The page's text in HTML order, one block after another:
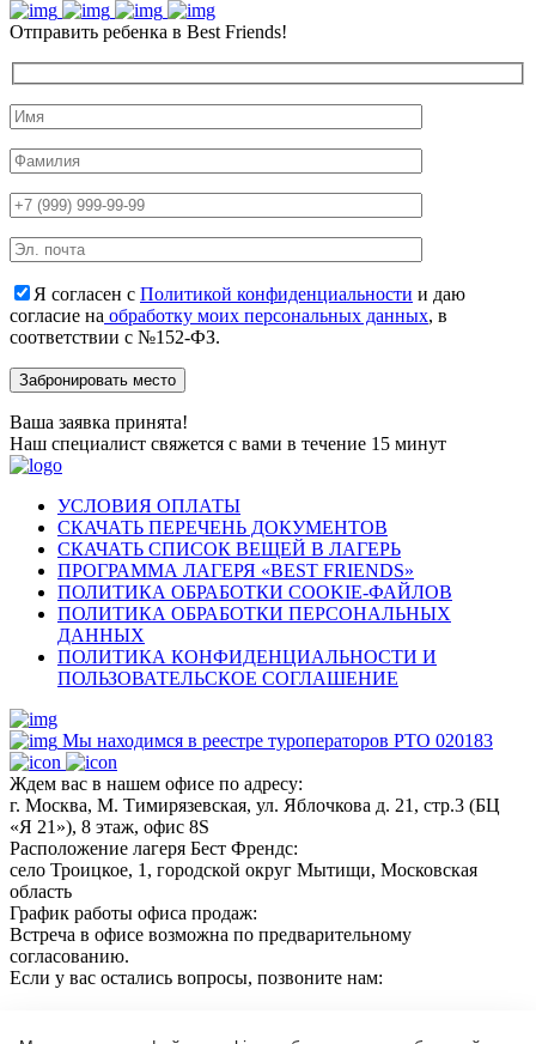
Отправить ребенка в Best Friends!
Я согласен с Политикой конфиденциальности и даю
согласие на обработку моих персональных данных, в
соответствии с №152-ФЗ.
Ваша заявка принята!
Наш специалист свяжется с вами в течение 15 минут
УСЛОВИЯ ОПЛАТЫ
СКАЧАТЬ ПЕРЕЧЕНЬ ДОКУМЕНТОВ
СКАЧАТЬ СПИСОК ВЕЩЕЙ В ЛАГЕРЬ
ПРОГРАММА ЛАГЕРЯ «BEST FRIENDS»
ПОЛИТИКА ОБРАБОТКИ COOKIE-ФАЙЛОВ
ПОЛИТИКА ОБРАБОТКИ ПЕРСОНАЛЬНЫХ
ДАННЫХ
ПОЛИТИКА КОНФИДЕНЦИАЛЬНОСТИ И
ПОЛЬЗОВАТЕЛЬСКОЕ СОГЛАШЕНИЕ
Мы находимся в реестре туроператоров РТО 020183
Ждем вас в нашем офисе по адресу:
г. Москва, М. Тимирязевская, ул. Яблочкова д. 21, стр.3 (БЦ
«Я 21»), 8 этаж, офис 8S
Расположение лагеря Бест Френдс:
село Троицкое, 1, городской округ Мытищи, Московская
область
График работы офиса продаж:
Встреча в офисе возможна по предварительному
согласованию.
Если у вас остались вопросы, позвоните нам: